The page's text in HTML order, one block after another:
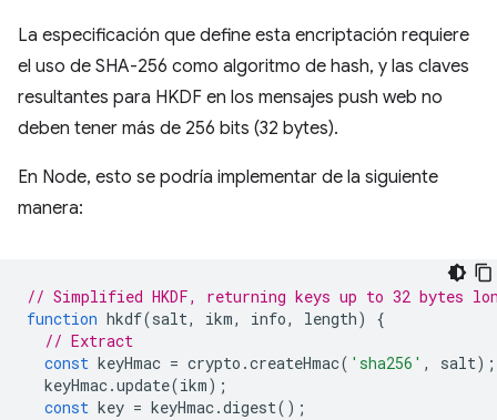
La especificación que define esta encriptación requiere
el uso de SHA-256 como algoritmo de hash, y las claves
resultantes para HKDF en los mensajes push web no
deben tener más de 256 bits (32 bytes).
En Node, esto se podría implementar de la siguiente
manera:
// Simplified HKDF, returning keys up to 32 bytes
function hkdf(salt, ikm, info, length)
{
// Extract
const keyHmac = crypto .createHmac( 'sha256' , salt);
keyHmac.update(ikm);
const key = keyHmac.digest();